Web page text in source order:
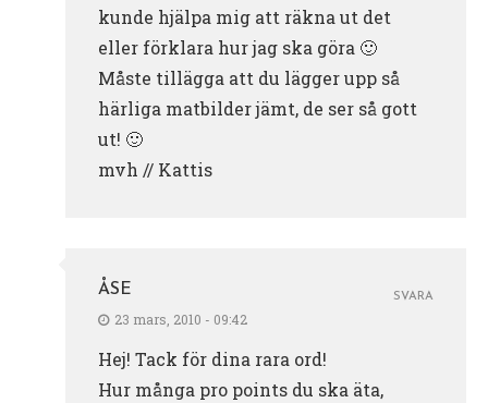
kunde hjälpa mig att räkna ut det
eller förklara hur jag ska göra 🙂
Måste tillägga att du lägger upp så
härliga matbilder jämt, de ser så gott
ut! 🙂
mvh // Kattis
ÅSE
23 mars, 2010 - 09:42
Hej! Tack för dina rara ord!
Hur många pro points du ska äta,
SVARA